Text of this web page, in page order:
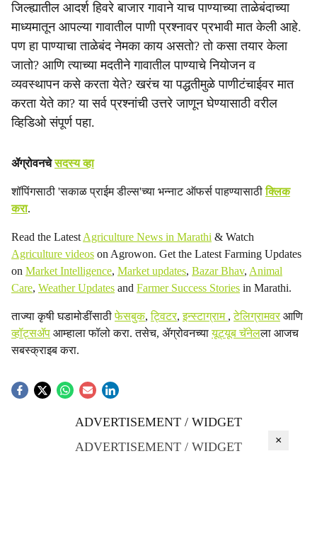
h
a
r
e
जिल्ह्यातील आदर्श हिवरे बाजार गावाने याच पाण्याच्या ताळेबंदाच्या
माध्यमातून आपल्या गावातील पाणी प्रश्नावर प्रभावी मात केली आहे.
पण हा पाण्याचा ताळेबंद नेमका काय असतो? तो कसा तयार केला
जातो? आणि त्याच्या मदतीने गावातील पाण्याचे नियोजन व
व्यवस्थापन कसे करता येते? खरंच या पद्धतीमुळे पाणीटंचाईवर मात
करता येते का? या सर्व प्रश्नांची उत्तरे जाणून घेण्यासाठी वरील
व्हिडिओ संपूर्ण पहा.
ॲग्रोवनचेसदस्य व्हा
शॉपिंगसाठी 'सकाळ प्राईम डील्स'च्या भन्नाट ऑफर्स पाहण्यासाठीक्लिक
करा.
Read the Latest Agriculture News in Marathi & Watch
Agriculture videos on Agrowon. Get the Latest Farming Updates
on Market Intelligence, Market updates, Bazar Bhav, Animal
Care, Weather Updates and Farmer Success Stories in Marathi.
ताज्या कृषी घडामोडींसाठीफेसबुक,ट्विटर,इन्स्टाग्राम ,टेलिग्रामवरआणि
व्हॉट्सॲप आम्हाला फॉलो करा. तसेच, ॲग्रोवनच्यायूट्यूब चॅनेलला आजच
सबस्क्राइब करा.
ADVERTISEMENT / WIDGET
ADVERTISEMENT / WIDGET
×